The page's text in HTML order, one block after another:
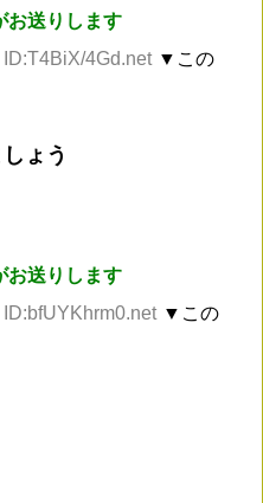
お送りします
4Gd.net ▼この
ょう
お送りします
▼この